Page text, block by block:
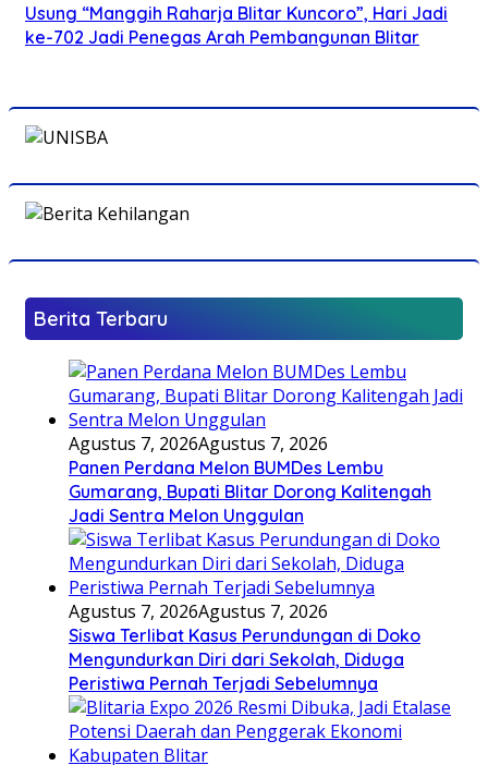
Usung “Manggih Raharja Blitar Kuncoro”, Hari Jadi
ke-702 Jadi Penegas Arah Pembangunan Blitar
Berita Terbaru
Agustus 7, 2026Agustus 7, 2026
Panen Perdana Melon BUMDes Lembu
Gumarang, Bupati Blitar Dorong Kalitengah
Jadi Sentra Melon Unggulan
Agustus 7, 2026Agustus 7, 2026
Siswa Terlibat Kasus Perundungan di Doko
Mengundurkan Diri dari Sekolah, Diduga
Peristiwa Pernah Terjadi Sebelumnya